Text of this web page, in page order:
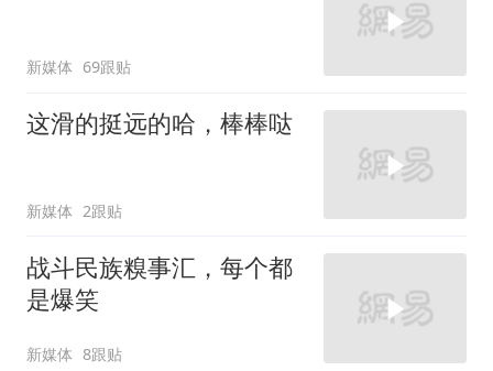
新媒体 69跟贴
这滑的挺远的哈，棒棒哒
新媒体 2跟贴
战斗民族糗事汇，每个都
是爆笑
新媒体 8跟贴